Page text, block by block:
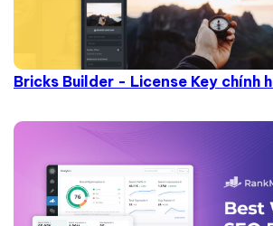
Bricks Builder - License Key chính